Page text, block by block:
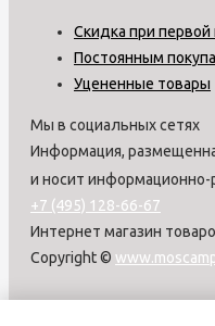
Скидка при первой
Постоянным
Уцененные товары
Мы в социальных сетях
Информация,
и носит информационно-
+7 (495) 128-66-67
Интернет магазин
Copyright ©